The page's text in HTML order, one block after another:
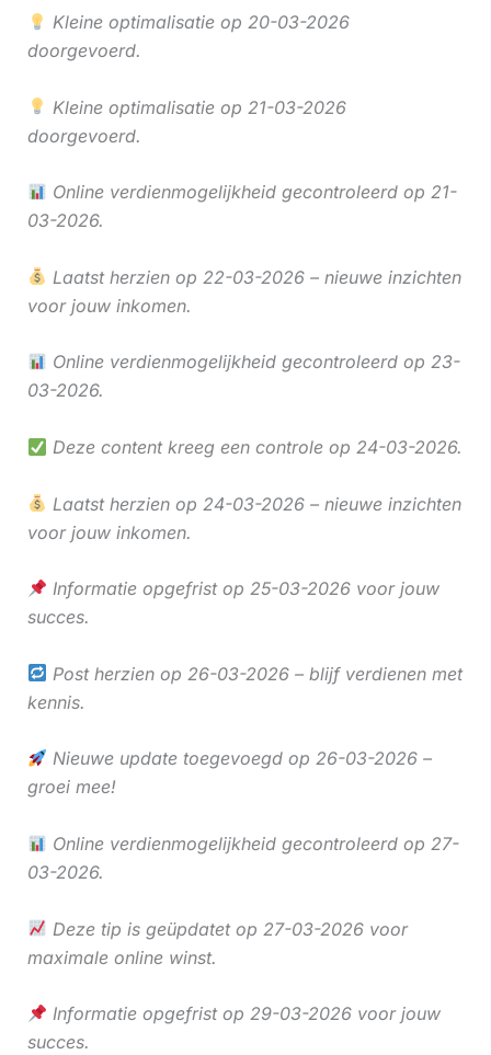
Kleine optimalisatie op 20-03-2026
doorgevoerd.
Kleine optimalisatie op 21-03-2026
doorgevoerd.
Online verdienmogelijkheid gecontroleerd op 21-
03-2026.
Laatst herzien op 22-03-2026 – nieuwe inzichten
voor jouw inkomen.
Online verdienmogelijkheid gecontroleerd op 23-
03-2026.
Deze content kreeg een controle op 24-03-2026.
Laatst herzien op 24-03-2026 – nieuwe inzichten
voor jouw inkomen.
Informatie opgefrist op 25-03-2026 voor jouw
succes.
Post herzien op 26-03-2026 – blijf verdienen met
kennis.
Nieuwe update toegevoegd op 26-03-2026 –
groei mee!
Online verdienmogelijkheid gecontroleerd op 27-
03-2026.
Deze tip is geüpdatet op 27-03-2026 voor
maximale online winst.
Informatie opgefrist op 29-03-2026 voor jouw
succes.